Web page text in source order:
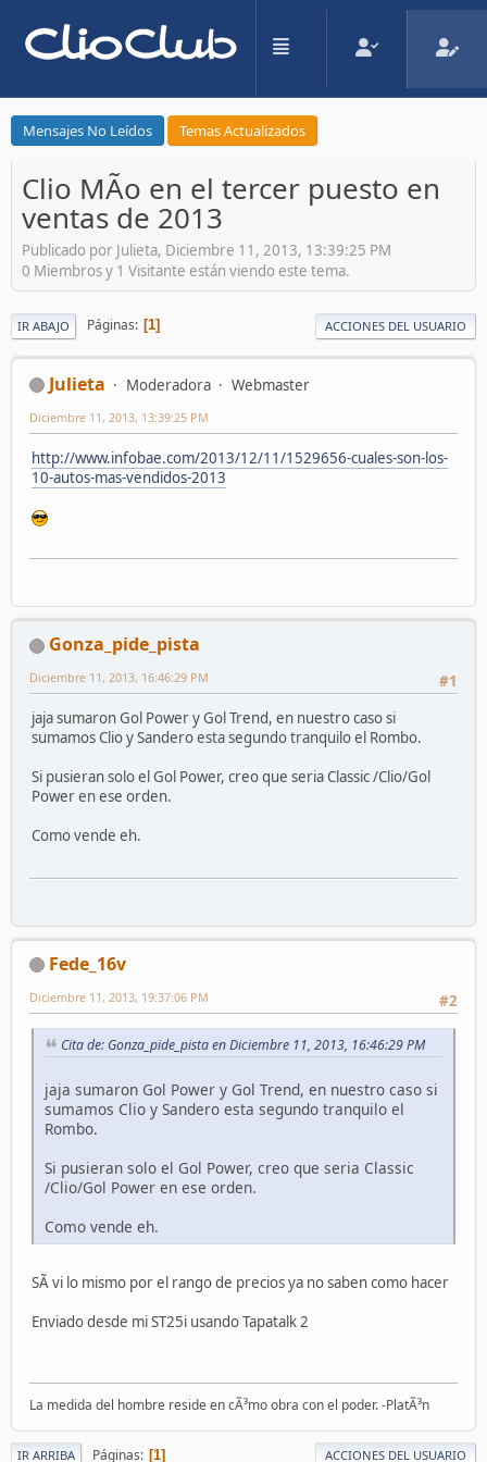
Mensajes No Leídos Temas Actualizados
Clio MÃ­o en el tercer puesto en
ventas de 2013
Publicado por Julieta, Diciembre 11, 2013, 13:39:25 PM
0 Miembros y 1 Visitante están viendo este tema.
IR ABAJO Páginas 1 ACCIONES DEL USUARIO
Julieta Moderadora Webmaster
Diciembre 11, 2013, 13:39:25 PM
http://www.infobae.com/2013/12/11/1529656-cuales-son-los-
10-autos-mas-vendidos-2013
Gonza_pide_pista
#1
Diciembre 11, 2013, 16:46:29 PM
jaja sumaron Gol Power y Gol Trend, en nuestro caso si
sumamos Clio y Sandero esta segundo tranquilo el Rombo.
Si pusieran solo el Gol Power, creo que seria Classic /Clio/Gol
Power en ese orden.
Como vende eh.
Fede_16v
#2
Diciembre 11, 2013, 19:37:06 PM
Cita de: Gonza_pide_pista en Diciembre 11, 2013, 16:46:29 PM
jaja sumaron Gol Power y Gol Trend, en nuestro caso si
sumamos Clio y Sandero esta segundo tranquilo el
Rombo.
Si pusieran solo el Gol Power, creo que seria Classic
/Clio/Gol Power en ese orden.
Como vende eh.
SÃ­ vi lo mismo por el rango de precios ya no saben como hacer
Enviado desde mi ST25i usando Tapatalk 2
La medida del hombre reside en cÃ³mo obra con el poder. -PlatÃ³n
IR ARRIBA Páginas 1 ACCIONES DEL USUARIO